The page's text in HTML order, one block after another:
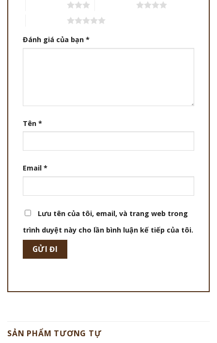
Đánh giá của bạn *
Tên *
Email *
Lưu tên của tôi, email, và trang web trong
trình duyệt này cho lần bình luận kế tiếp của tôi.
SẢN PHẨM TƯƠNG TỰ